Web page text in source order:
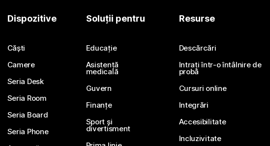
Dispozitive
Căști
Camere
Seria Desk
Seria Room
Seria Board
Seria Phone
Soluții pentru
Educație
Asistență
medicală
Guvern
Finanțe
Sport și
divertisment
Resurse
Descărcări
Intrați într-o întâlnire de
probă
Cursuri online
Integrări
Accesibilitate
Incluzivitate